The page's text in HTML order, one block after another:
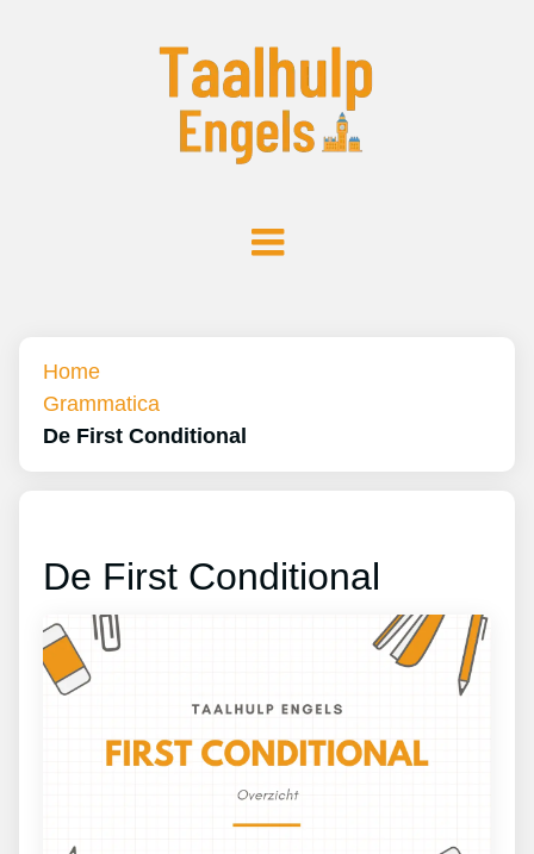
Home
Grammatica
De First Conditional
De First Conditional